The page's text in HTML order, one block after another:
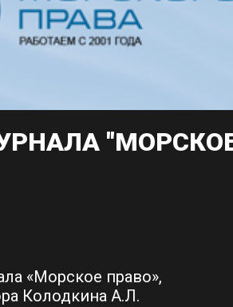
«Морское право»,
Колодкина А.Л.